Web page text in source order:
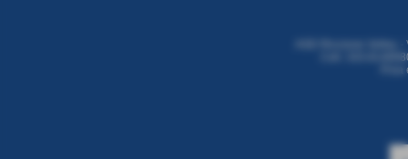
ASD Riccione Volley
Cell.